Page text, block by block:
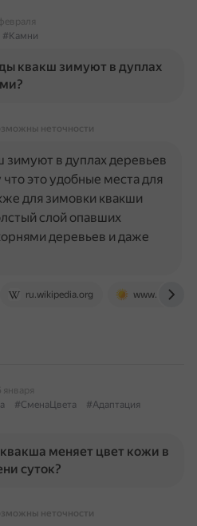
#Камни
квакш зимуют в дуплах
неточности
ru.wikipedia.org www.nur.kz
в дуплах деревьев
это удобные места для
для зимовки квакши
слой опавших
деревьев и даже
января
#СменаЦвета
#Адаптация
меняет цвет кожи в
суток?
неточности